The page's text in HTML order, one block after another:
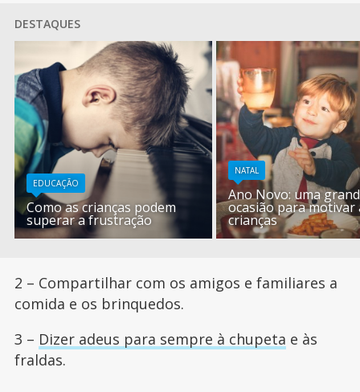
DESTAQUES
EDUCAÇÃO
Como as crianças podem
superar a frustração
NATAL
Ano Novo: uma
ocasião para motivar
crianças
2 – Compartilhar com os amigos e familiares a
comida e os brinquedos.
3 – Dizer adeus para sempre à chupeta e às
fraldas.